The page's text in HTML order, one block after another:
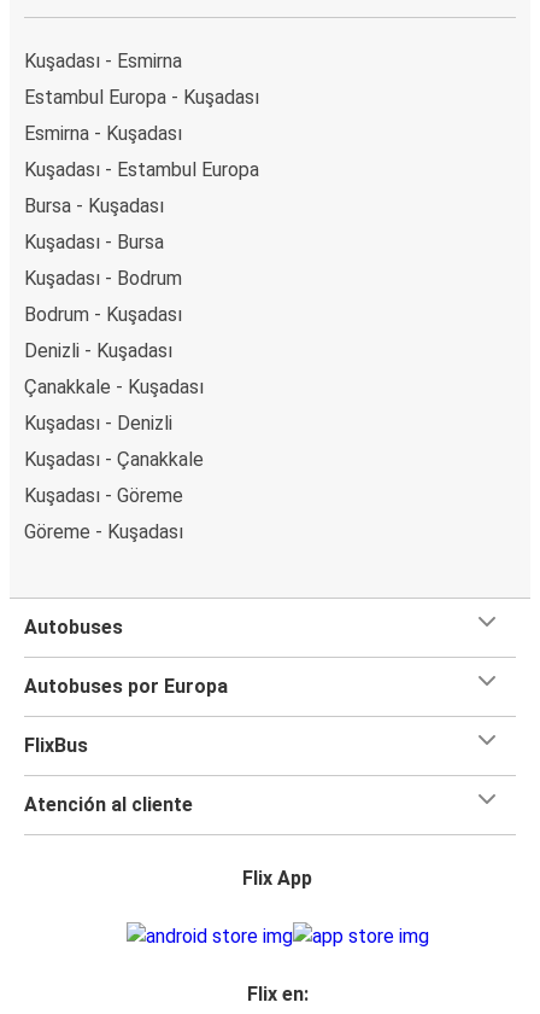
Kuşadası - Esmirna
Estambul Europa - Kuşadası
Esmirna - Kuşadası
Kuşadası - Estambul Europa
Bursa - Kuşadası
Kuşadası - Bursa
Kuşadası - Bodrum
Bodrum - Kuşadası
Denizli - Kuşadası
Çanakkale - Kuşadası
Kuşadası - Denizli
Kuşadası - Çanakkale
Kuşadası - Göreme
Göreme - Kuşadası
Autobuses
Autobuses por Europa
FlixBus
Atención al cliente
Flix App
Flix en: